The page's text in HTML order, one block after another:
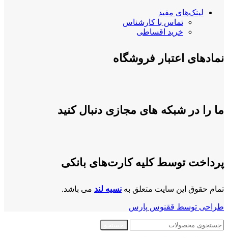
لینک‌های مفید
تماس با کارشناس
خرید اقساطی
نمادهای اعتبار فروشگاه
ما را در شبکه های مجازی دنبال کنید
پرداخت توسط کلیه کارت‌های بانکی
تمام حقوق این سایت متعلق به نسیه لند می باشد.
طراحی توسط ققنوس پارس